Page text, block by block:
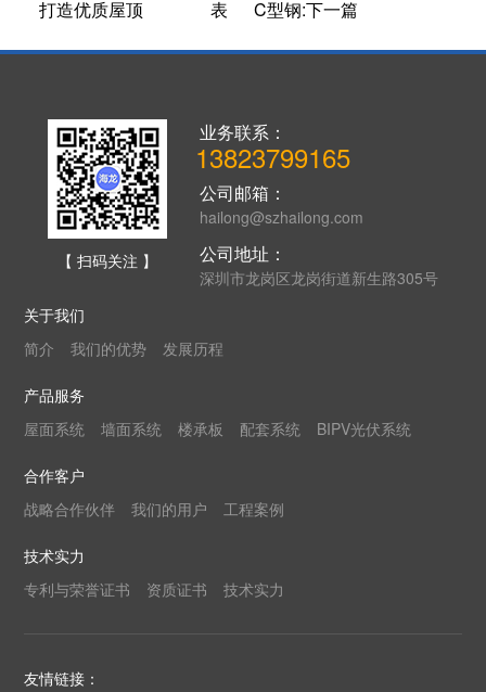
打造优质屋顶
表
C型钢:下一篇
【 扫码关注 】
业务联系：
13823799165
公司邮箱：
hailong@szhailong.com
公司地址：
深圳市龙岗区龙岗街道新生路305号
关于我们
简介
我们的优势 发展历程
产品服务
屋面系统
墙面系统 楼承板 配套系统 BIPV光伏系统
合作客户
战略合作伙伴
我们的用户 工程案例
技术实力
专利与荣誉证书
资质证书 技术实力
友情链接：